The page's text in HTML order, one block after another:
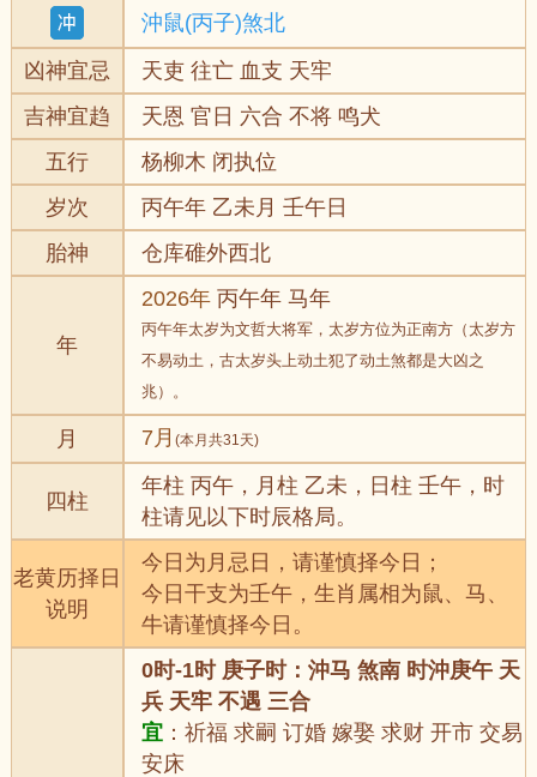
沖鼠(丙子)煞北
凶神宜忌
天吏 往亡 血支 天牢
吉神宜趋
天恩 官日 六合 不将 鸣犬
五行
杨柳木 闭执位
岁次
丙午年 乙未月 壬午日
胎神
仓库碓外西北
年
2026年 丙午年 马年
丙午年太岁为文哲大将军，太岁方位为正南方（太岁方
不易动土，古太岁头上动土犯了动土煞都是大凶之
兆）。
月 7月(本月共31天)
四柱
年柱 丙午，月柱 乙未，日柱 壬午，时
柱请见以下时辰格局。
老黄历择日
说明
今日为月忌日，请谨慎择今日；
今日干支为壬午，生肖属相为鼠、马、
牛请谨慎择今日。
0时-1时 庚子时：沖马 煞南 时沖庚午 天
兵 天牢 不遇 三合
宜 ：祈福 求嗣 订婚 嫁娶 求财 开市 交易
安床